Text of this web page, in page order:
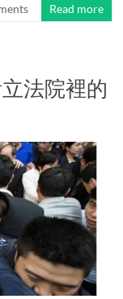
Read more
法院裡的